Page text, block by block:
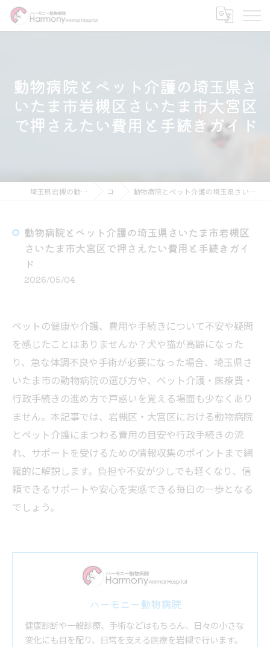
動物病院とペット介護の埼玉県さ
いたま市岩槻区さいたま市大宮区
で押さえたい費用と手続きガイド
埼玉県岩槻の動物病院ならハーモニー動物病院 コラム 動物病院とペット介護の埼玉県さいたま市岩槻区さいたま市大宮区で押さえたい費用と手続きガイド
動物病院とペット介護の埼玉県さいたま市岩槻区
さいたま市大宮区で押さえたい費用と手続きガイ
ド
2026/05/04
ペットの健康や介護、費用や手続きについて不安や疑問
を感じたことはありませんか？犬や猫が高齢になった
り、急な体調不良や手術が必要になった場合、埼玉県さ
いたま市の動物病院の選び方や、ペット介護・医療費・
行政手続きの進め方で戸惑いを覚える場面も少なくあり
ません。本記事では、岩槻区・大宮区における動物病院
とペット介護にまつわる費用の目安や行政手続きの流
れ、サポートを受けるための情報収集のポイントまで網
羅的に解説します。負担や不安が少しでも軽くなり、信
頼できるサポートや安心を実感できる毎日の一歩となる
でしょう。
ハーモニー動物病院
健康診断や一般診療、手術などはもちろん、日々の小さな
変化にも目を配り、日常を支える医療を岩槻で行います。